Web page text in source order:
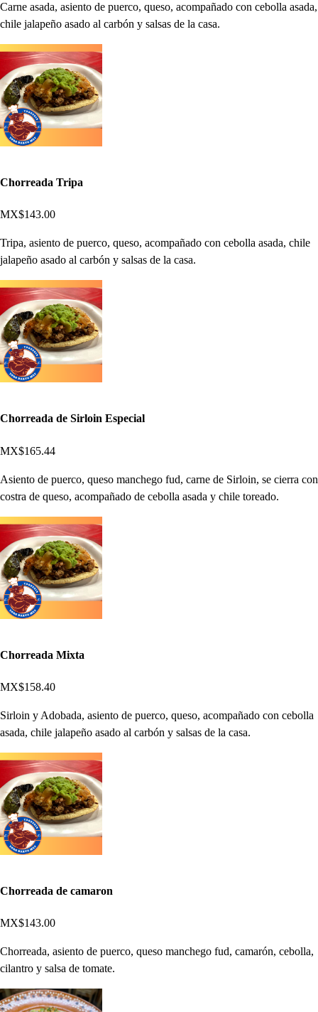
Carne asada, asiento de puerco, queso, acompañado con cebolla asada,
chile jalapeño asado al carbón y salsas de la casa.
Chorreada Tripa
MX$143.00
Tripa, asiento de puerco, queso, acompañado con cebolla asada, chile
jalapeño asado al carbón y salsas de la casa.
Chorreada de Sirloin Especial
MX$165.44
Asiento de puerco, queso manchego fud, carne de Sirloin, se cierra con
costra de queso, acompañado de cebolla asada y chile toreado.
Chorreada Mixta
MX$158.40
Sirloin y Adobada, asiento de puerco, queso, acompañado con cebolla
asada, chile jalapeño asado al carbón y salsas de la casa.
Chorreada de camaron
MX$143.00
Chorreada, asiento de puerco, queso manchego fud, camarón, cebolla,
cilantro y salsa de tomate.